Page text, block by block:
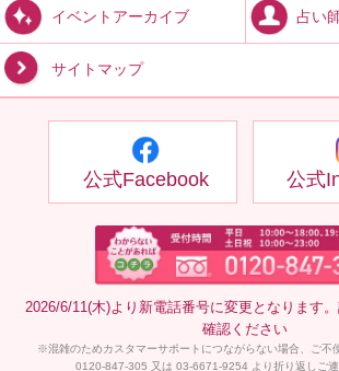
イベントアーカイブ 占い
サイトマップ
公式Facebook 公式
2026/6/11(木)より新電話番号に変更となります
確認ください
※混雑のためカスタマーサポートにつながらない場合、ご不
0120-847-305 又は 03-6671-9254 より折り返しご連